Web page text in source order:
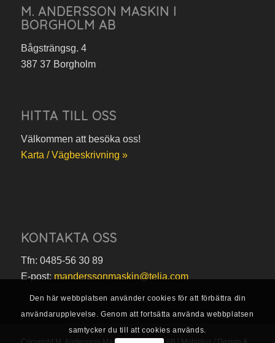
M. ANDERSSON MASKIN I
BORGHOLM AB
Bågsträngsg. 4
387 37 Borgholm
HITTA TILL OSS
Välkommen att besöka oss!
Karta / Vägbeskrivning »
KONTAKTA OSS
Tfn: 0485-56 30 89
E-post: manderssonmaskin@telia.com
Den här webbplatsen använder cookies för att förbättra din
användarupplevelse. Genom att fortsätta använda webbplatsen
samtycker du till att cookies används.